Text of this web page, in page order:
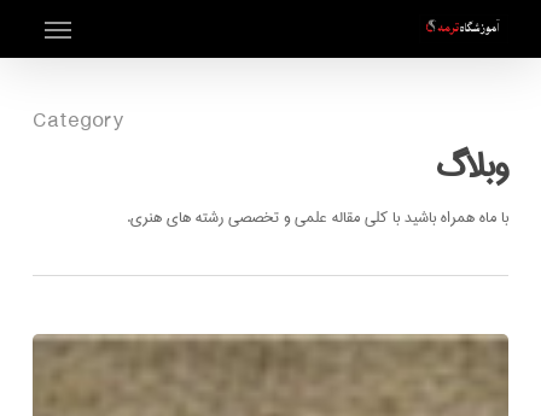
to
content
Menu
Category
وبلاگ
با ماه همراه باشید با کلی مقاله علمی و تخصصی رشته های هنری.